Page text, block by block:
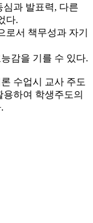
과 발표력, 다른
다.
로서 책무성과 자기
감을 기를 수 있다.
수업시 교사 주도
하여 학생주도의